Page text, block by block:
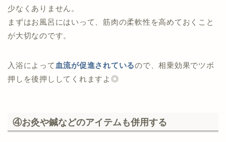
少なくありません。
まずはお風呂にはいって、筋肉の柔軟性を高めておくこと
が大切なのです。
入浴によって 血流が促進されているので、相乗効果でツボ
押しを後押ししてくれますよ◎
④お灸や鍼などのアイテムも併用する